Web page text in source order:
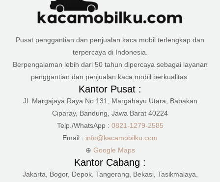
Pusat penggantian dan penjualan kaca mobil terlengkap dan
terpercaya di Indonesia.
Berpengalaman lebih dari 50 tahun dipercaya sebagai layanan
penggantian dan penjualan kaca mobil berkualitas.
Kantor Pusat :
Jl. Margajaya Raya No.131, Margahayu Utara, Babakan
Ciparay, Bandung, Jawa Barat 40224
Telp./WhatsApp : 0821-1279-2585
Email : info@kacamobilku.com
⊕ Google Maps
Kantor Cabang :
Jakarta, Bogor, Depok, Tangerang, Bekasi, Tasikmalaya,